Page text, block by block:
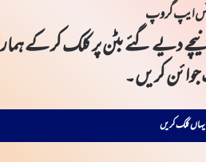
ایپ گروپ
دیے گئے بٹن پر کلک کر کے
کریں۔
یہاں کلک کریں